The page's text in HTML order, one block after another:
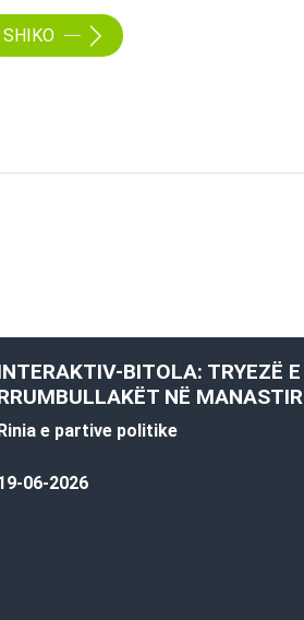
SHIKO
BITOLA: TRYEZË E
NË MANASTIR
Rinia e partive politike
06-2026